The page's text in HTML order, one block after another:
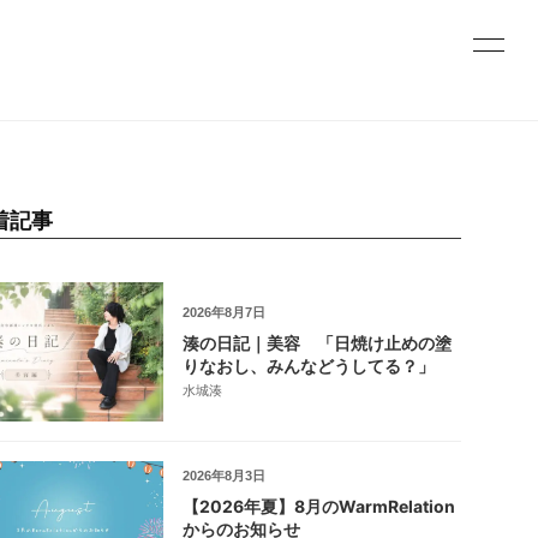
記事
2026年8月7日
湊の日記｜美容 「日焼け止めの塗
りなおし、みんなどうしてる？」
水城湊
2026年8月3日
【2026年夏】8月のWarmRelation
からのお知らせ